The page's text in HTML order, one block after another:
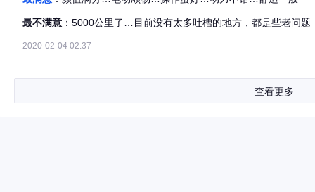
最不满意 ：5000公里了…目前没有太多吐槽的地方，都是些老问
2020-02-04 02:37
查看更多